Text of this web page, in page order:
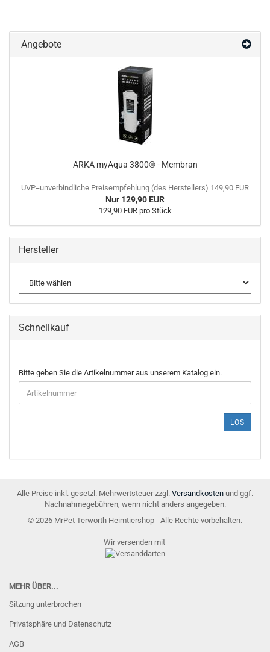
Angebote
ARKA myAqua 3800® - Membran
UVP=unverbindliche Preisempfehlung (des Herstellers) 149,90 EUR
Nur 129,90 EUR
129,90 EUR pro Stück
Hersteller
Schnellkauf
BITTE
GEBEN
SIE
DIE
EIN.
Bitte geben Sie die Artikelnummer aus unserem Katalog ein.
LOS
Alle Preise inkl. gesetzl. Mehrwertsteuer zzgl. Versandkosten und ggf.
Nachnahmegebühren, wenn nicht anders angegeben.
© 2026 MrPet Terworth Heimtiershop - Alle Rechte vorbehalten.
Wir versenden mit
MEHR ÜBER...
Sitzung unterbrochen
Privatsphäre und Datenschutz
AGB